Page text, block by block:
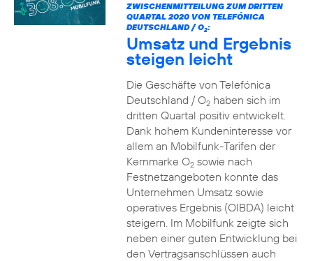
ZWISCHENMITTEILUNG ZUM DRITTEN
QUARTAL 2020 VON TELEFÓNICA
DEUTSCHLAND / O2:
Umsatz und Ergebnis
steigen leicht
Die Geschäfte von Telefónica
Deutschland / O2haben sich im
dritten Quartal positiv entwickelt.
Dank hohem Kundeninteresse vor
allem an Mobilfunk-Tarifen der
Kernmarke O2sowie nach
Festnetzangeboten konnte das
Unternehmen Umsatz sowie
operatives Ergebnis (OIBDA) leicht
steigern. Im Mobilfunk zeigte sich
neben einer guten Entwicklung bei
den Vertragsanschlüssen auch